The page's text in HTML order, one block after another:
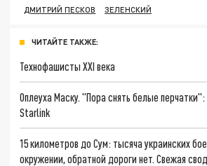
ДМИТРИЙ ПЕСКОВ
ЗЕЛЕНСКИЙ
ЧИТАЙТЕ ТАКЖЕ:
Технофашисты XXI века
Оплеуха Маску. "Пора снять белые
Starlink
15 километров до Сум: тысяча украинских
окружении, обратной дороги нет. Свежая